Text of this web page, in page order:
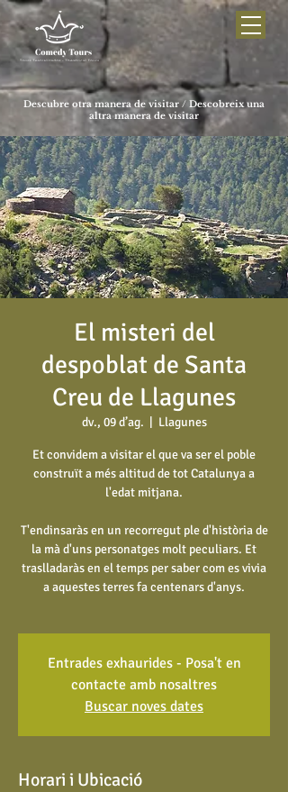
Descubre otra manera de visitar / Descobreix una
altra manera de visitar
El misteri del
despoblat de Santa
Creu de Llagunes
dv., 09 d’ag. Llagunes
Et convidem a visitar el que va ser el poble
construït a més altitud de tot Catalunya a
l'edat mitjana.
T'endinsaràs en un recorregut ple d'història de
la mà d'uns personatges molt peculiars. Et
traslladaràs en el temps per saber com es vivia
a aquestes terres fa centenars d'anys.
Entrades exhaurides - Posa't en
contacte amb nosaltres
Buscar noves dates
Horari i Ubicació